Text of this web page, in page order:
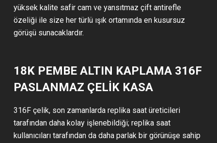
yüksek kalite safir cam ve yansıtmaz çift antirefle
özeliği ile size her türlü ışık ortamında en kusursuz
görüşü sunacaklardır.
18K PEMBE ALTIN KAPLAMA 316F
PASLANMAZ ÇELİK KASA
316F çelik, son zamanlarda replika saat üreticileri
tarafından daha kolay işlenebildiği; replika saat
kullanıcıları tarafından da daha parlak bir görünüşe sahip